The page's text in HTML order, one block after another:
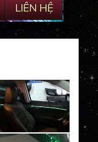
LIÊN HỆ